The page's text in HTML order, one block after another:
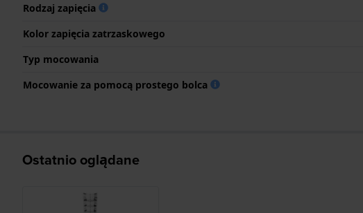
Rodzaj zapięcia
Kolor zapięcia zatrzaskowego
Typ mocowania
Mocowanie za pomocą prostego bolca
Ostatnio oglądane